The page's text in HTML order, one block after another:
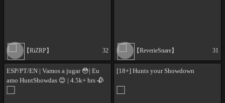
【RiZRP】 32 【ReverieSnare】 31
ESP/PT/EN | Vamos a jugar 😳| Eu
amo HuntShowdas 😊 | 4.5k+ hrs 🥀
[18+] Hunts your Showdown